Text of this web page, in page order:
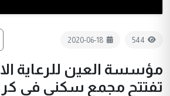
544
2020-06-18
مؤسسة العين للرعاية
تفتتح مجمع سكني في